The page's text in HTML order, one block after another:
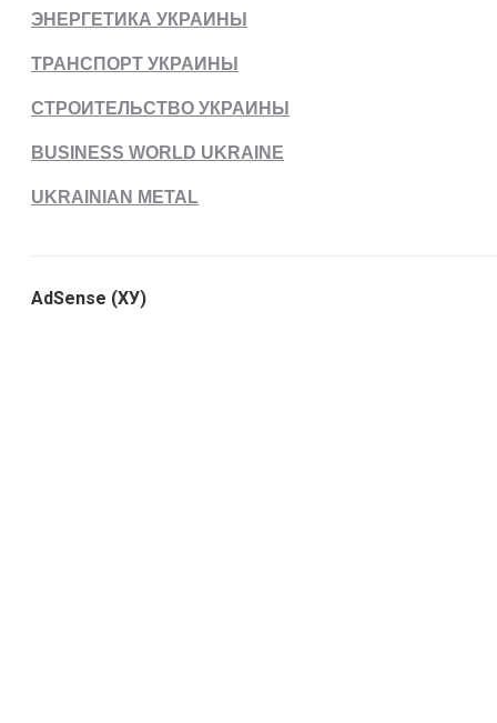
ЭНЕРГЕТИКА УКРАИНЫ
ТРАНСПОРТ УКРАИНЫ
СТРОИТЕЛЬСТВО УКРАИНЫ
BUSINESS WORLD UKRAINE
UKRAINIAN METAL
AdSense (ХУ)